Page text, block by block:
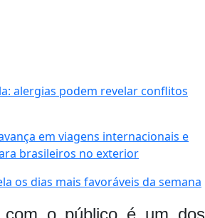
alergias podem revelar conflitos
em viagens internacionais e
brasileiros no exterior
os dias mais favoráveis da semana